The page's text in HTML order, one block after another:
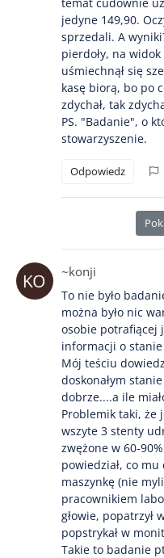
jedyne 149,90.
sprzedali. A
pierdoły, na
uśmiechnął się
kasę biorą, bo po
zdychał, tak
PS. "Badanie", o
stowarzyszenie.
Odpowiedz
~konji
To nie było
można było nic
osobie potrafiącej
informacji o stanie
Mój teściu
doskonałym
dobrze....a ile
Problemik taki, że
wszyte 3 stenty
zwężone w 60-
powiedział, co mu
maszynkę (nie
pracownikiem
głowie, popatrzył
popstrykał w
Takie to badanie